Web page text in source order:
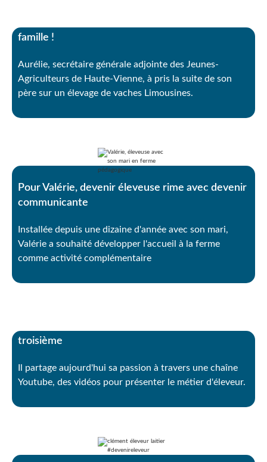
famille !
Aurélie, secrétaire générale adjointe des Jeunes-
Agriculteurs de Haute-Vienne, à pris la suite de son
père sur un élevage de vaches Limousines.
Pour Valérie, devenir éleveuse rime avec devenir
communicante
Installée depuis une dizaine d'année avec son mari,
Valérie a souhaité développer l'accueil à la ferme
comme activité complémentaire
troisième
Il partage aujourd'hui sa passion à travers une chaîne
Youtube, des vidéos pour présenter le métier d'éleveur.